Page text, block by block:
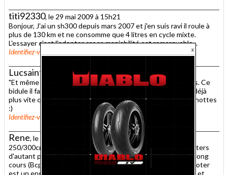
titi92330, le 29 mai 2009 à 15h21
Bonjour, J'ai un sh300 depuis mars 2007 et j'en suis ravi il roule à
plus de 130 km et ne consomme que 4 litres en cycle mixte.
L'essayer c'est l'adopter car sa maniabilité est remarquable...
Identifiez-vous
Lucsaint
, le 25 avril 2009 à 09h12
"Et même un peu de route" ! Vous me faites marrer les mecs. Ce
bidule il fait quand mm 300cc et la version 125 du SH roule déjà
plus vite qu'un Vespa PX 125. Faut arrêter de faire les chochottes
:)
Identifiez-vous
pour publier un commentaire Signaler un abus
Rene, le 23 avril 2009 à 14h21
250/300cm3 sont les cylindrées idéales en matière de scooters
d'autant plus qu'on voit rarement des scooters voyager au long
cours (Bcp de TMAX, BURGMAN sur autoroutes?...). Le scooter
est un engin initialement conçu pour la périphérie des villes et